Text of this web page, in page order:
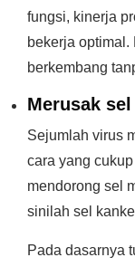
fungsi, kinerja
bekerja
berkembang
Merusak
Sejumlah virus
cara yang
mendorong sel
sinilah sel
Pada dasarnya